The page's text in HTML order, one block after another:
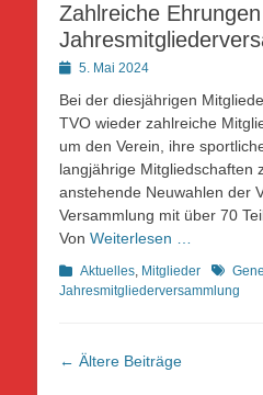
Zahlreiche
Posted5. Mai 2024
Bei der diesjährigen
TVO wieder zahlreiche
um den Verein, ihre
langjährige Mitgliedschaften
anstehende Neuwahlen der
Versammlung mit über 70
Von Weiterlesen …
Kategorien
Aktuelles, Mitglieder
Jahresmitgliederversammlung
Beitragsnavigation
← Ältere Beiträge